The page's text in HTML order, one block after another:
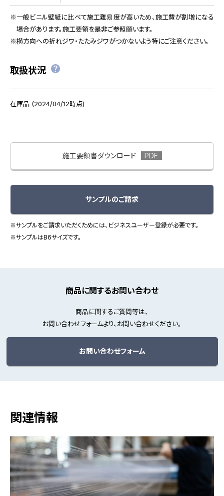
一般ビニル壁紙に比べて施工難易度が高いため、施工費が割増になる
場合があります。施工要領を是非ご参照願います。
横方向への折れジワ・たたみジワがつかないよう特にご注意ください。
取扱状況
在庫品 (2024/04/12時点)
施工要領書ダウンロード
サンプルのご請求
※サンプルをご請求いただくためには、ビジネスユーザー登録が必要です。
※サンプルはB6サイズです。
商品に関するお問い合わせ
商品に関するご質問等は、
お問い合わせフォームより、お問い合わせください。
お問い合わせフォーム
関連情報